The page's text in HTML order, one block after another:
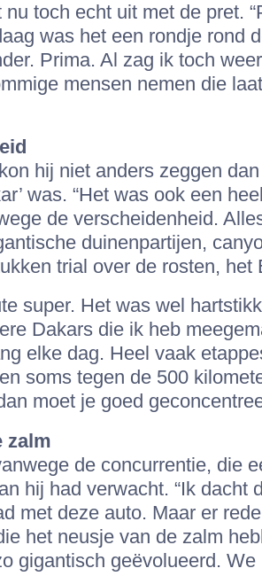
toch echt uit met de pret.
was het een rondje rond
Prima. Al zag ik toch
mensen nemen die
hij niet anders zeggen dan
was. “Het was ook een
de verscheidenheid.
duinenpartijen,
trial over de rosten, het
super. Het was wel
Dakars die ik heb
elke dag. Heel vaak
soms tegen de 500
moet je goed
zalm
de concurrentie, die
hij had verwacht. “Ik dacht
met deze auto. Maar er
het neusje van de zalm
gigantisch geëvolueerd. We